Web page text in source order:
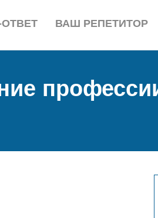
ВАШ РЕПЕТИТОР